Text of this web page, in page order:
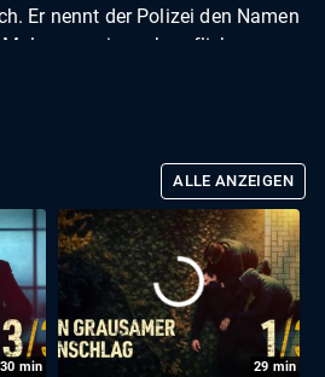
Er nennt der Polizei den Namen
von seinem beruflichen
können. Im September
Geld initiiert Bernhard Günther
Faust. Von einer hohen
ein anonymer Hinweisgeber
Angreifers. Die
ALLE ANZEIGEN
30 min 29 min